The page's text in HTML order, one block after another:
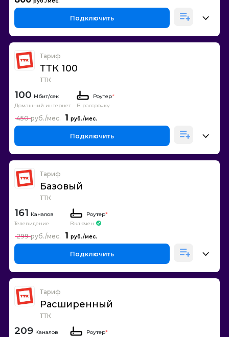
Подключить
Тариф
ТТК 100
ТТК
100
Домашний интернет
Роутер*
В рассрочку
1
450
Подключить
Тариф
Базовый
ТТК
161 Каналов
Телевидение
Роутер*
Включен
1
299
Подключить
Тариф
Расширенный
ТТК
209 Каналов
Роутер*